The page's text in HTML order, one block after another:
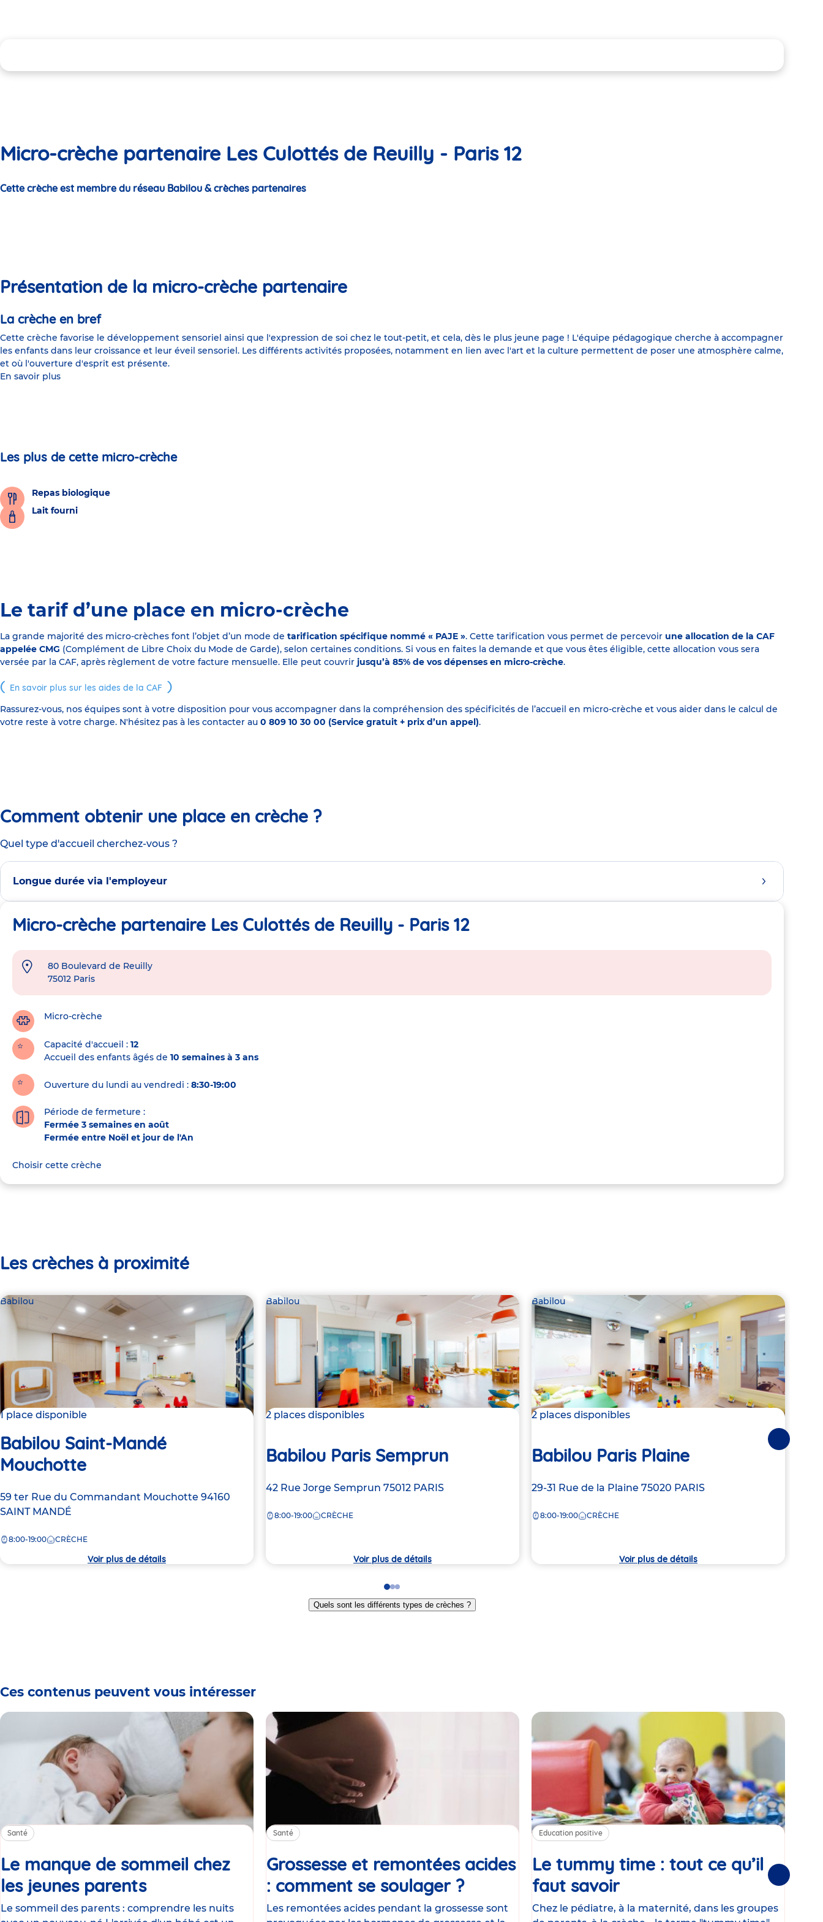
Micro-crèche partenaire Les Culottés de Reuilly - Paris 12
Cette crèche est membre du réseau Babilou & crèches partenaires
Présentation de la micro-crèche partenaire
La crèche en bref
Cette crèche favorise le développement sensoriel ainsi que l'expression de soi chez le tout-petit, et cela, dès le plus jeune page ! L'équipe pédagogique cherche à accompagner
les enfants dans leur croissance et leur éveil sensoriel. Les différents activités proposées, notamment en lien avec l'art et la culture permettent de poser une atmosphère calme,
et où l'ouverture d'esprit est présente.
En savoir plus
Les plus de cette micro-crèche
Repas biologique
Lait fourni
Le tarif d’une place en micro-crèche
La grande majorité des micro-crèches font l’objet d’un mode de tarification spécifique nommé « PAJE ». Cette tarification vous permet de percevoir une allocation de la CAF
appelée CMG (Complément de Libre Choix du Mode de Garde), selon certaines conditions. Si vous en faites la demande et que vous êtes éligible, cette allocation vous sera
versée par la CAF, après règlement de votre facture mensuelle. Elle peut couvrir jusqu’à 85% de vos dépenses en micro-crèche.
En savoir plus sur les aides de la CAF
Rassurez-vous, nos équipes sont à votre disposition pour vous accompagner dans la compréhension des spécificités de l’accueil en micro-crèche et vous aider dans le calcul de
votre reste à votre charge. N'hésitez pas à les contacter au 0 809 10 30 00 (Service gratuit + prix d’un appel).
Comment obtenir une place en crèche ?
Quel type d'accueil cherchez-vous ?
Longue durée via l'employeur
Micro-crèche partenaire Les Culottés de Reuilly - Paris 12
Adresse
crèche
80 Boulevard de Reuilly
75012 Paris
Micro-crèche
Capacité d'accueil
12
Accueil des enfants âgés de 10 semaines à 3 ans
Ouverture du lundi au vendredi : 8:30-19:00
Période de fermeture :
Fermée 3 semaines en août
Fermée entre Noël et jour de l'An
Choisir cette crèche
Les crèches à proximité
Babilou
1 place disponible
Babilou Saint-Mandé
Mouchotte
Adresse
de
crèche
59 ter Rue du Commandant Mouchotte 94160
SAINT MANDÉ
8:00-19:00 CRÈCHE
Voir plus de détails
Babilou
2 places disponibles
Babilou Paris Semprun
Adresse
la
42 Rue Jorge Semprun 75012 PARIS
8:00-19:00 CRÈCHE
Voir plus de détails
Babilou
2 places disponibles
Babilou Paris Plaine
Adresse
la
29-31 Rue de la Plaine 75020 PARIS
8:00-19:00 CRÈCHE
Voir plus de détails
Suivantes
Go
to
slide
Go
to
slide
Go
to
slide
Quels sont les différents types de crèches ?
Ces contenus peuvent vous intéresser
Santé
Le manque de sommeil chez
les jeunes parentsArticle
Le sommeil des parents : comprendre les nuits
Santé
Grossesse et remontées acides
: comment se soulager ?Article
Les remontées acides pendant la grossesse sont
Education positive
Le tummy time : tout ce qu’il
faut savoirArticle
Chez le pédiatre, à la maternité, dans les groupes
Suivantes